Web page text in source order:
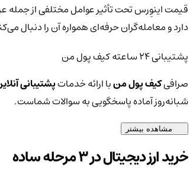
قیمت اینوِرس تحت تأثیر عوامل مختلفی از جمله
دارد و معامله‌گران حرفه‌ای همواره آن را
پشتیبانی ۲۴ ساعته کیف پول من
صرافیکیف پول منبا ارائه خدماتپشتیبانی آنلاین ۲۴
شبانه‌روز آماده پاسخگویی به سوالات شماست.
مشاهده بیشتر
خرید ارز دیجیتال در 3 مرحله ساده